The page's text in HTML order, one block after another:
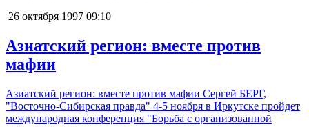
26 октября 1997 09:10
Азиатский регион: вместе против
мафии
Азиатский регион: вместе против мафии Сергей БЕРГ,
"Восточно-Сибирская правда" 4-5 ноября в Иркутске пройдет
международная конференция "Борьба с организованной